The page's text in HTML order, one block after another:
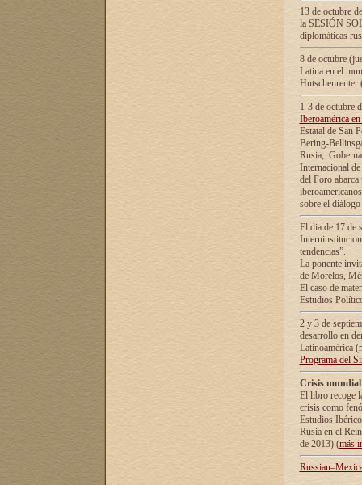
13 de octubre
la SESIÓN
diplomáticas
8 de octubre
Latina en el
1-3 de octubre
Iberoamérica
Estatal de San
Bering-
Rusia,
Internacional
del Foro
sobre el
El dia de 17 de
tendencias”.
La ponente
de Morelos,
El caso de
Estudios
2 y 3 de
desarrollo en
Latinoamérica (
Programa del
Crisis
El libro recoge
crisis como
Estudios
Rusia en el
de 2013) (más